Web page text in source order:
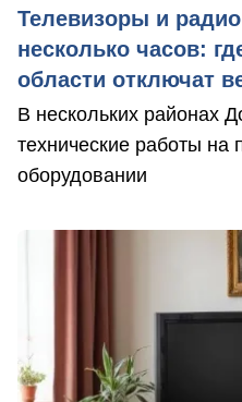
Телевизоры и
несколько часов:
области отключат
В нескольких районах
технические работы
оборудовании